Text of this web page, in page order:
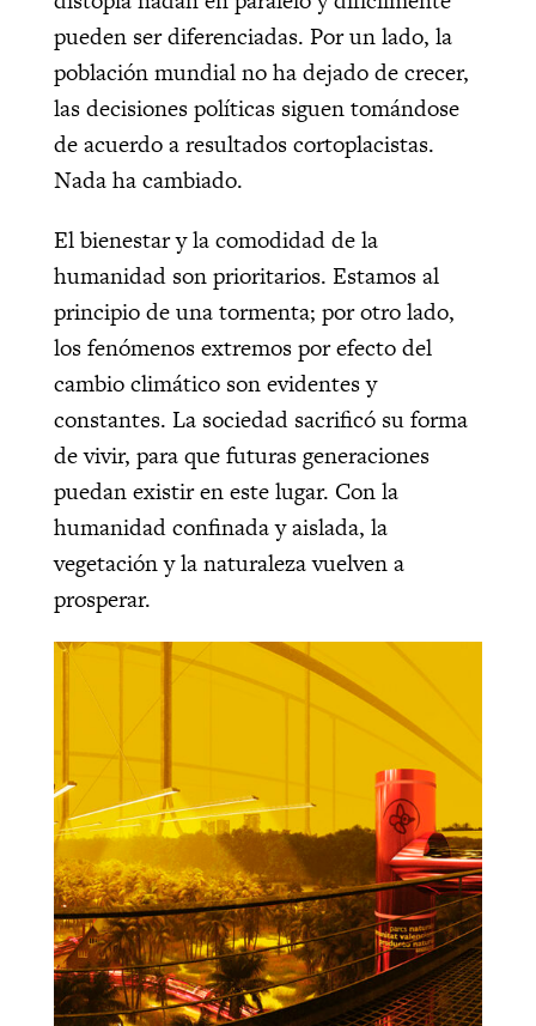
pueden ser diferenciadas. Por un lado, la
población mundial no ha dejado de crecer,
las decisiones políticas siguen tomándose
de acuerdo a resultados cortoplacistas.
Nada ha cambiado.
El bienestar y la comodidad de la
humanidad son prioritarios. Estamos al
principio de una tormenta; por otro lado,
los fenómenos extremos por efecto del
cambio climático son evidentes y
constantes. La sociedad sacrificó su forma
de vivir, para que futuras generaciones
puedan existir en este lugar. Con la
humanidad confinada y aislada, la
vegetación y la naturaleza vuelven a
prosperar.